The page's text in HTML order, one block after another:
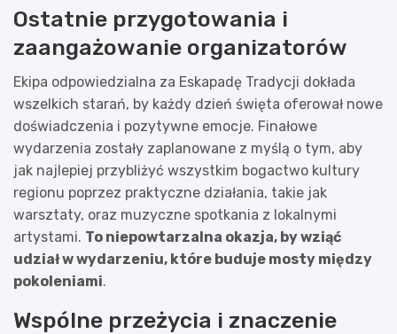
Ostatnie przygotowania i
zaangażowanie organizatorów
Ekipa odpowiedzialna za Eskapadę Tradycji dokłada
wszelkich starań, by każdy dzień święta oferował nowe
doświadczenia i pozytywne emocje. Finałowe
wydarzenia zostały zaplanowane z myślą o tym, aby
jak najlepiej przybliżyć wszystkim bogactwo kultury
regionu poprzez praktyczne działania, takie jak
warsztaty, oraz muzyczne spotkania z lokalnymi
artystami. To niepowtarzalna okazja, by wziąć
udział w wydarzeniu, które buduje mosty między
pokoleniami.
Wspólne przeżycia i znaczenie